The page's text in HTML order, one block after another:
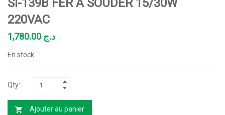
SI-139B FER A SOUDER 15/30W
220VAC
د.ج
En stock
Ajouter au panier